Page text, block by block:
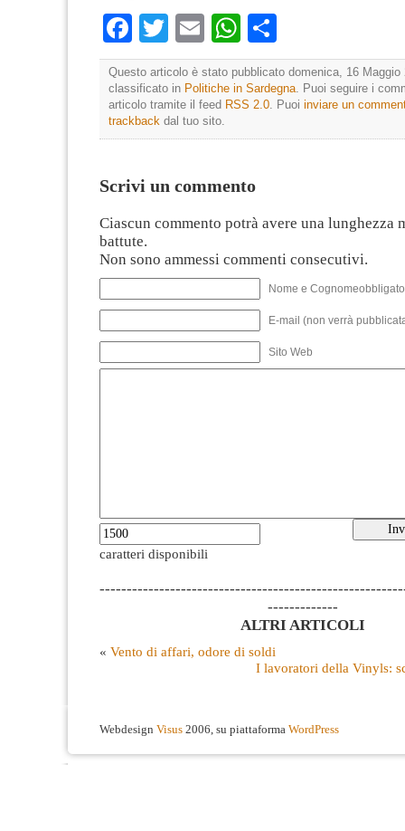
Facebook
TwitterEmailWhatsApp
Questo articolo è stato pubblicato domenica, 16 Maggio
classificato in Politiche in Sardegna. Puoi seguire i
articolo tramite il feed RSS 2.0. Puoi inviare un
trackback dal tuo sito.
Scrivi un commento
Ciascun commento potrà avere una lunghezza
battute.
Non sono ammessi commenti consecutivi.
Nome e
E-mail (non verrà
Sito Web
caratteri disponibili
-------------
ALTRI ARTICOLI
« Vento di affari, odore di soldi
I lavoratori della Vinyls:
Webdesign Visus 2006, su piattaforma WordPress